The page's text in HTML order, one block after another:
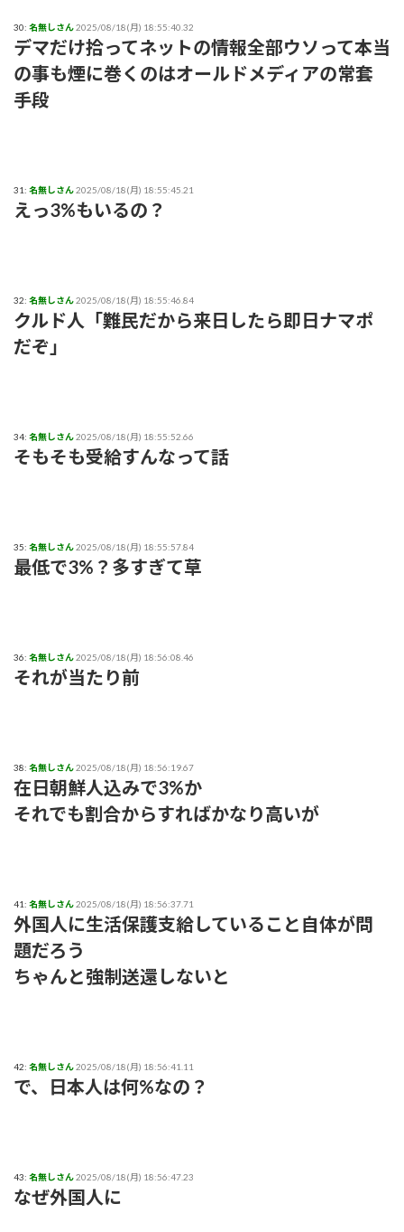
30: 名無しさん2025/08/18(月) 18:55:40.32
デマだけ拾ってネットの情報全部ウソって本当
の事も煙に巻くのはオールドメディアの常套
手段
31: 名無しさん2025/08/18(月) 18:55:45.21
えっ3%もいるの？
32: 名無しさん2025/08/18(月) 18:55:46.84
クルド人「難民だから来日したら即日ナマポ
だぞ」
34: 名無しさん2025/08/18(月) 18:55:52.66
そもそも受給すんなって話
35: 名無しさん2025/08/18(月) 18:55:57.84
最低で3%？多すぎて草
36: 名無しさん2025/08/18(月) 18:56:08.46
それが当たり前
38: 名無しさん2025/08/18(月) 18:56:19.67
在日朝鮮人込みで3%か
それでも割合からすればかなり高いが
41: 名無しさん2025/08/18(月) 18:56:37.71
外国人に生活保護支給していること自体が問
題だろう
ちゃんと強制送還しないと
42: 名無しさん2025/08/18(月) 18:56:41.11
で、日本人は何%なの？
43: 名無しさん2025/08/18(月) 18:56:47.23
なぜ外国人に